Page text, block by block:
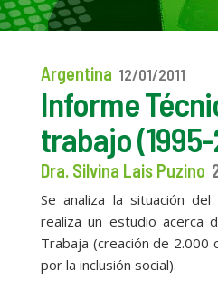
Argentina 12/01/2011
Informe
trabajo
Dra. Silvina Lais Puzino
Se analiza la situación
realiza un estudio acerca
Trabaja (creación de
por la inclusión social).